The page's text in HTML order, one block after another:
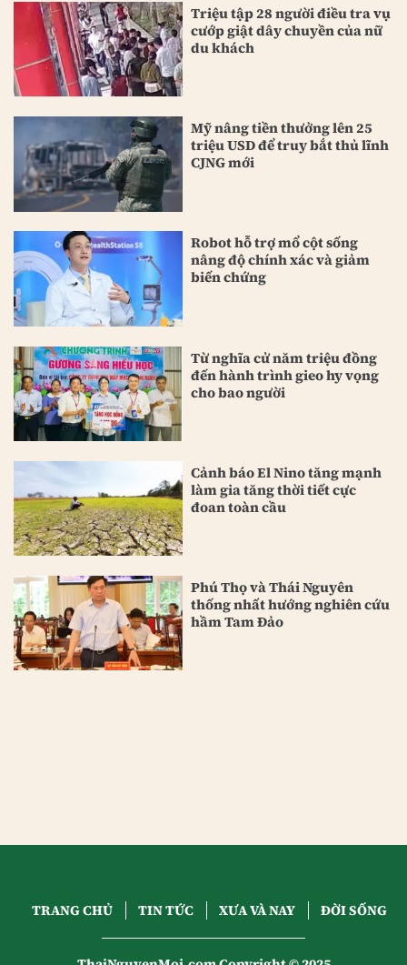
Triệu tập 28 người điều tra vụ
cướp giật dây chuyền của nữ
du khách
Mỹ nâng tiền thưởng lên 25
triệu USD để truy bắt thủ lĩnh
CJNG mới
Robot hỗ trợ mổ cột sống
nâng độ chính xác và giảm
biến chứng
Từ nghĩa cử năm triệu đồng
đến hành trình gieo hy vọng
cho bao người
Cảnh báo El Nino tăng mạnh
làm gia tăng thời tiết cực
đoan toàn cầu
Phú Thọ và Thái Nguyên
thống nhất hướng nghiên cứu
hầm Tam Đảo
TRANG CHỦ TIN TỨC XƯA VÀ NAY ĐỜI SỐNG